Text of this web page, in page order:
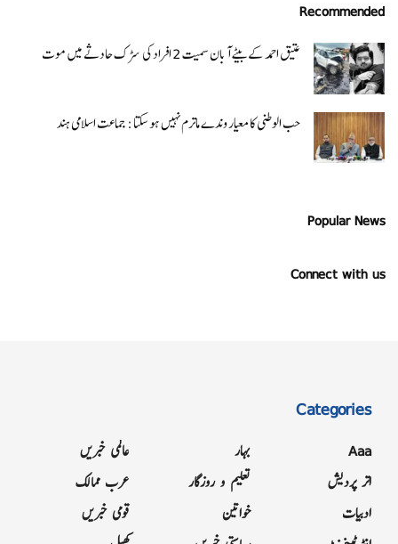
Recommended
عتیق احمد کے بیٹے آبان سمیت 2 افراد کی سڑک حادثے میں موت
حب الوطنی کا معیار وندے ماترم نہیں ہو سکتا : جماعت اسلامی ہند
Popular News
Connect with us
Categories
Aaa
اتر پردیش
ادبیات
بہار
تعلیم و روزگار
خواتین
عالمی خبریں
عرب ممالک
قومی خبریں